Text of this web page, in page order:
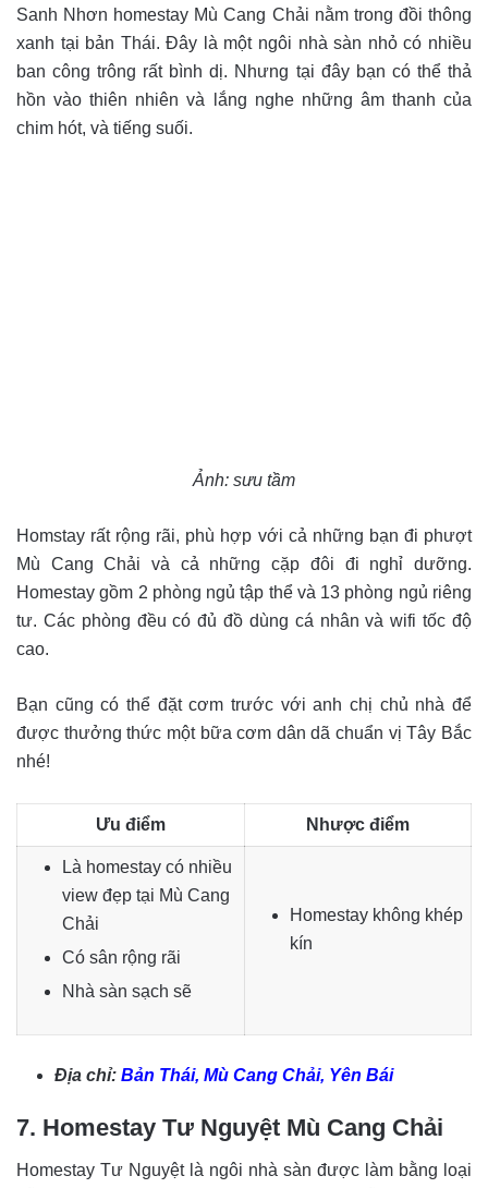
Sanh Nhơn homestay Mù Cang Chải nằm trong đồi thông
xanh tại bản Thái. Đây là một ngôi nhà sàn nhỏ có nhiều
ban công trông rất bình dị. Nhưng tại đây bạn có thể thả
hồn vào thiên nhiên và lắng nghe những âm thanh của
chim hót, và tiếng suối.
Ảnh: sưu tầm
Homstay rất rộng rãi, phù hợp với cả những bạn đi phượt
Mù Cang Chải và cả những cặp đôi đi nghỉ dưỡng.
Homestay gồm 2 phòng ngủ tập thể và 13 phòng ngủ riêng
tư. Các phòng đều có đủ đồ dùng cá nhân và wifi tốc độ
cao.
Bạn cũng có thể đặt cơm trước với anh chị chủ nhà để
được thưởng thức một bữa cơm dân dã chuẩn vị Tây Bắc
nhé!
Ưu điểm Nhược điểm
Là homestay có nhiều
view đẹp tại Mù Cang
Chải
Có sân rộng rãi
Nhà sàn sạch sẽ
Homestay không khép
kín
Địa chỉ: Bản Thái, Mù Cang Chải, Yên Bái
7. Homestay Tư Nguyệt Mù Cang Chải
Homestay Tư Nguyệt là ngôi nhà sàn được làm bằng loại